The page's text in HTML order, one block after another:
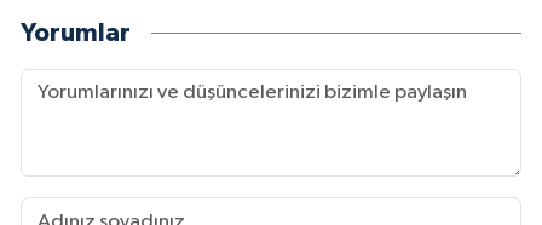
Yorumlar